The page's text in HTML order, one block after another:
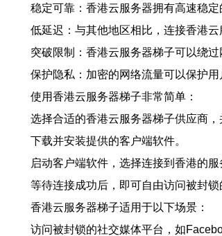
稳定可靠：香港云服务器拥有高速稳
低延迟：与其他地区相比，连接香港
突破限制：香港云服务器梯子可以绕过
保护隐私：加密的网络流量可以保护
使用香港云服务器梯子非常简单：
选择合适的香港云服务器梯子供应商，
下载并安装提供的客户端软件。
启动客户端软件，选择连接到香港的服
等待连接成功后，即可自由访问被封锁
香港云服务器梯子适用于以下场景：
访问被封锁的社交媒体平台，如